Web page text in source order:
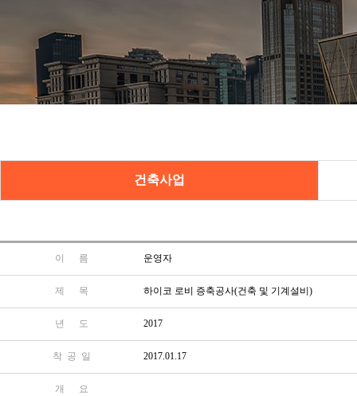
건축사업
이 름 운영자
제 목 하이코 로비 증축공사(건축 및 기계설비)
년 도 2017
착 공 일 2017.01.17
개 요